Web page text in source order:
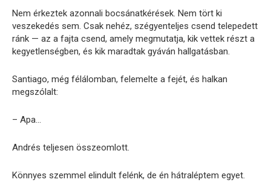
Nem érkeztek azonnali bocsánatkérések. Nem tört ki
veszekedés sem. Csak nehéz, szégyenteljes csend telepedett
ránk — az a fajta csend, amely megmutatja, kik vettek részt a
kegyetlenségben, és kik maradtak gyáván hallgatásban.
Santiago, még félálomban, felemelte a fejét, és halkan
megszólalt:
– Apa…
Andrés teljesen összeomlott.
Könnyes szemmel elindult felénk, de én hátraléptem egyet.